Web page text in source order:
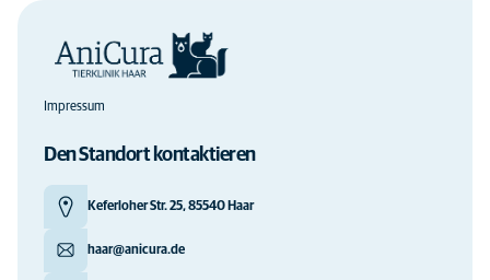
Impressum
Den Standort kontaktieren
Keferloher Str. 25, 85540 Haar
haar@anicura.de